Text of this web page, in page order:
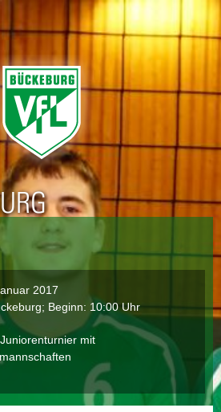
2017
Beginn: 10:00 Uhr
mit